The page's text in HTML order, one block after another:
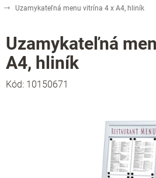
Uzamykateľná menu vitrína 4 x A4, hliník
Uzamykateľná
A4, hliník
Kód: 10150671